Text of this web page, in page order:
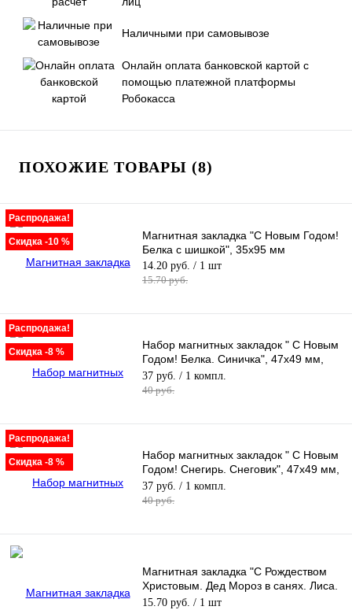
Наличными при самовывозе
Онлайн оплата банковской картой с
помощью платежной платформы
Робокасса
ПОХОЖИЕ ТОВАРЫ (8)
Распродажа!
Скидка -10 %
Магнитная закладка "С Новым Годом!
Белка с шишкой", 35х95 мм
14.20 руб. / 1 шт
15.70 руб.
Распродажа!
Скидка -8 %
Набор магнитных закладок " С Новым
Годом! Белка. Синичка", 47х49 мм,
4шт
37 руб. / 1 компл.
40 руб.
Распродажа!
Скидка -8 %
Набор магнитных закладок " С Новым
Годом! Снегирь. Снеговик", 47х49 мм,
4шт
37 руб. / 1 компл.
40 руб.
Магнитная закладка "С Рождеством
Христовым. Дед Мороз в санях. Лиса.
Заяц", 35х95 мм
15.70 руб. / 1 шт